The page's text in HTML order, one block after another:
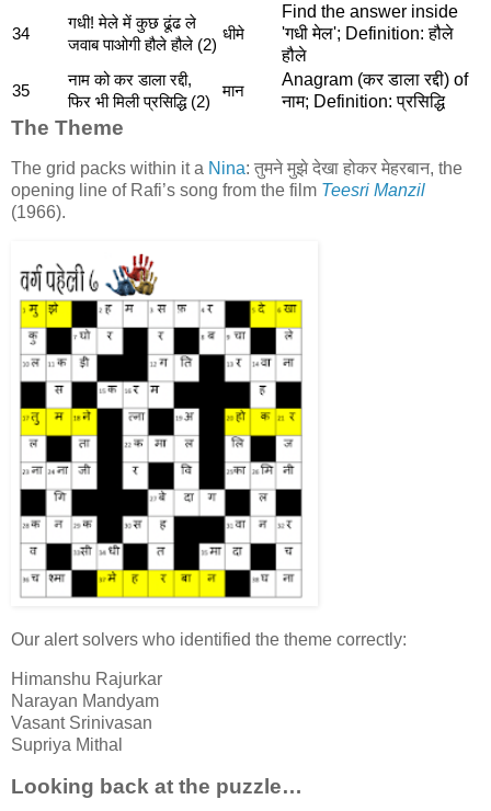
34
गधी! मेले में कुछ ढूंढ ले
जवाब पाओगी हौले हौले (2)
धीमे
Find the answer inside
'गधी मेल'; Definition: हौले
हौले
35
नाम को कर डाला रद्दी,
फिर भी मिली प्रसिद्धि (2)
मान
Anagram (कर डाला रद्दी) of
नाम; Definition: प्रसिद्धि
The Theme
The grid packs within it a Nina: तुमने मुझे देखा होकर मेहरबान, the
opening line of Rafi’s song from the film Teesri Manzil
(1966).
Our alert solvers who identified the theme correctly:
Himanshu Rajurkar
Narayan Mandyam
Vasant Srinivasan
Supriya Mithal
Looking back at the puzzle…